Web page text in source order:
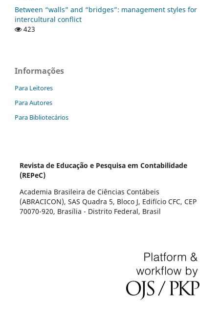
Between “walls” and “bridges”: management styles for
intercultural conflict
423
Informações
Para Leitores
Para Autores
Para Bibliotecários
Revista de Educação e Pesquisa em Contabilidade
(REPeC)
Academia Brasileira de Ciências Contábeis
(ABRACICON), SAS Quadra 5, Bloco J, Edifício CFC, CEP
70070-920, Brasília - Distrito Federal, Brasil